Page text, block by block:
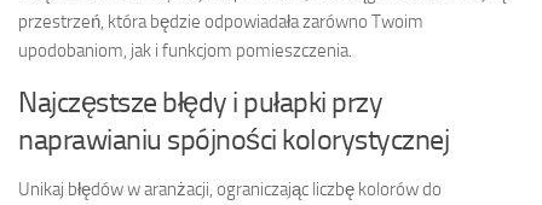
przestrzeń, która będzie odpowiadała zarówno Twoim
upodobaniom, jak i funkcjom pomieszczenia.
Najczęstsze błędy i pułapki przy
naprawianiu spójności kolorystycznej
Unikaj błędów w aranżacji, ograniczając liczbę kolorów do